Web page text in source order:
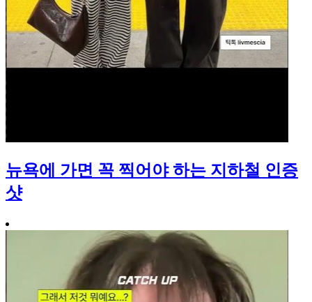
뉴욕에 가면 꼭 찍어야 하는 지하철 인증
샷